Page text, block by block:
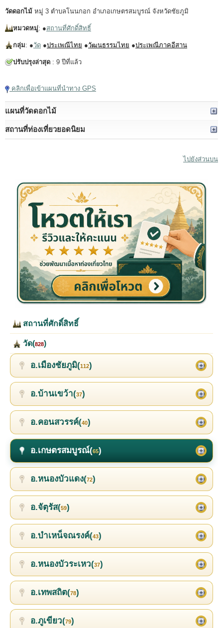
วัดดอกไม้ หมู่ 3 ตำบลโนนกอก อำเภอเกษตรสมบูรณ์ จังหวัดชัยภูมิ
หมวดหมู่: ●สถานที่ศักดิ์สิทธิ์
กลุ่ม: ●วัด ●ประเพณีไทย ●วัฒนธรรมไทย ●ประเพณีภาคอีสาน
ปรับปรุงล่าสุด : 9 ปีที่แล้ว
คลิกเพื่อเข้าแผนที่นำทาง GPS
แผนที่วัดดอกไม้
สถานที่ท่องเที่ยวยอดนิยม
ไปยังส่วนบน
สถานที่ศักดิ์สิทธิ์
วัด(828)
อ.เมืองชัยภูมิ(112)
อ.บ้านเขว้า(37)
อ.คอนสวรรค์(40)
อ.เกษตรสมบูรณ์(65)
อ.หนองบัวแดง(72)
อ.จัตุรัส(59)
อ.บำเหน็จณรงค์(43)
อ.หนองบัวระเหว(37)
อ.เทพสถิต(78)
อ.ภูเขียว(79)